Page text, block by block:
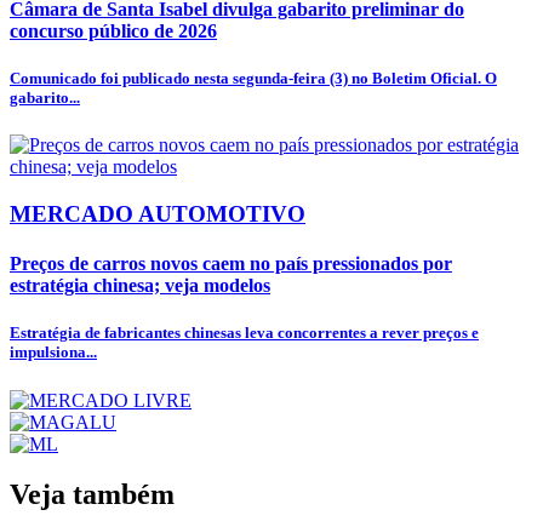
Câmara de Santa Isabel divulga gabarito preliminar do
concurso público de 2026
Comunicado foi publicado nesta segunda-feira (3) no Boletim Oficial. O
gabarito...
MERCADO AUTOMOTIVO
Preços de carros novos caem no país pressionados por
estratégia chinesa; veja modelos
Estratégia de fabricantes chinesas leva concorrentes a rever preços e
impulsiona...
Veja também